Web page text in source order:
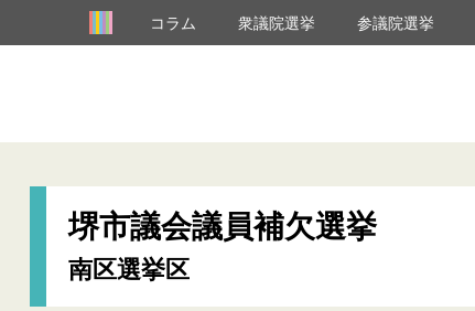
コラム 衆議院選挙 参議院選挙
堺市議会議員補欠選挙
南区選挙区